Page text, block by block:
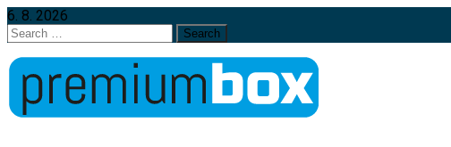
6. 8. 2026
Search
for: